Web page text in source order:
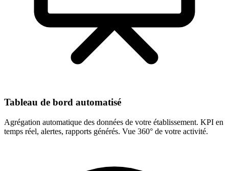
Tableau de bord automatisé
Agrégation automatique des données de votre établissement. KPI en
temps réel, alertes, rapports générés. Vue 360° de votre activité.